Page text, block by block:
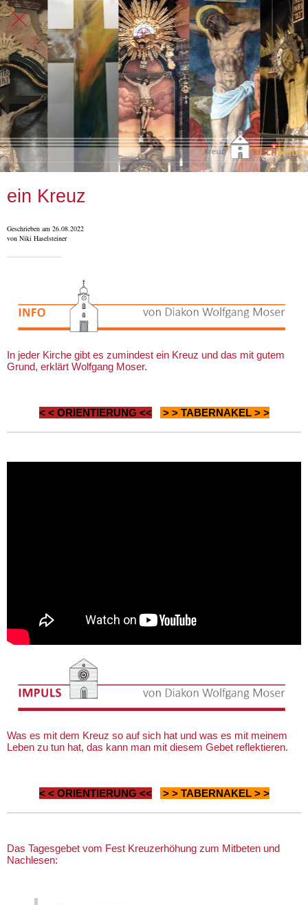
ein Kreuz
Geschrieben am 26.08.2022
von Niki Haselsteiner
In jeder Kirche gibt es zumindest ein Kreuz und das mit gutem
Grund, erklärt Wolfgang Moser.
< < ORIENTIERUNG << > > TABERNAKEL > >
Was es mit dem Kreuz so auf sich hat und was es mit meinem
Leben zu tun hat, das kann man mit diesem Gebet reflektieren.
< < ORIENTIERUNG << > > TABERNAKEL > >
Das Tagesgebet vom Fest Kreuzerhöhung zum Mitbeten und
Nachlesen: